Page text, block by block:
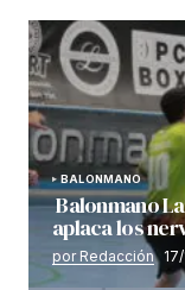
BALONMANO
Balonmano
aplaca los
por Redacción